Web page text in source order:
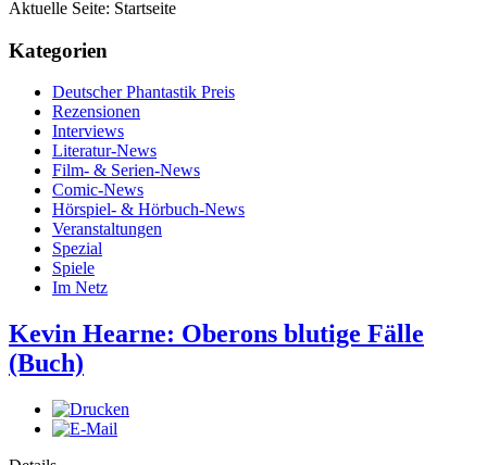
Aktuelle Seite: Startseite
Kategorien
Deutscher Phantastik Preis
Rezensionen
Interviews
Literatur-News
Film- & Serien-News
Comic-News
Hörspiel- & Hörbuch-News
Veranstaltungen
Spezial
Spiele
Im Netz
Kevin Hearne: Oberons blutige Fälle
(Buch)